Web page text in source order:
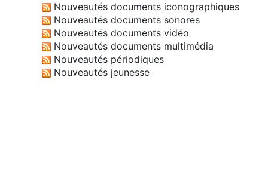
Nouveautés documents iconographiques
Nouveautés documents sonores
Nouveautés documents vidéo
Nouveautés documents multimédia
Nouveautés périodiques
Nouveautés jeunesse